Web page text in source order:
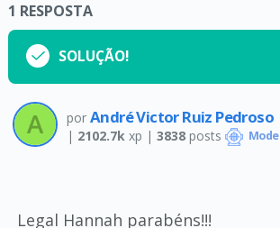
1 RESPOSTA
SOLUÇÃO!
por André Victor Ruiz Pedroso
| 2102.7k xp | 3838posts
Legal Hannah parabéns!!!